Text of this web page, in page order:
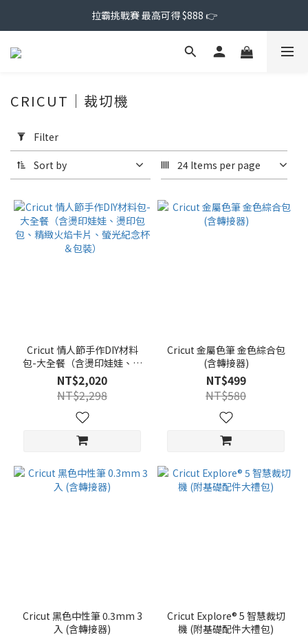
拉霸挑戰賽 最高可得 $888 👉
Filter
(0/20)
Range
(NT$)
CRICUT｜裁切機
Filter
Sort by 24 Items per page
Cricut 情人節手作DIY材料
包-大全餐（含燙印娃娃、燙
印包包、精緻火焰卡片、螢
光紀念杯＆包裝）
NT$2,020
NT$2,298
Cricut 金屬色筆 金色綜合包
(含轉接器)
NT$499
NT$580
Cricut 黑色中性筆 0.3mm 3
入 (含轉接器)
Cricut Explore® 5 智慧裁切
機 (附基礎配件大禮包)